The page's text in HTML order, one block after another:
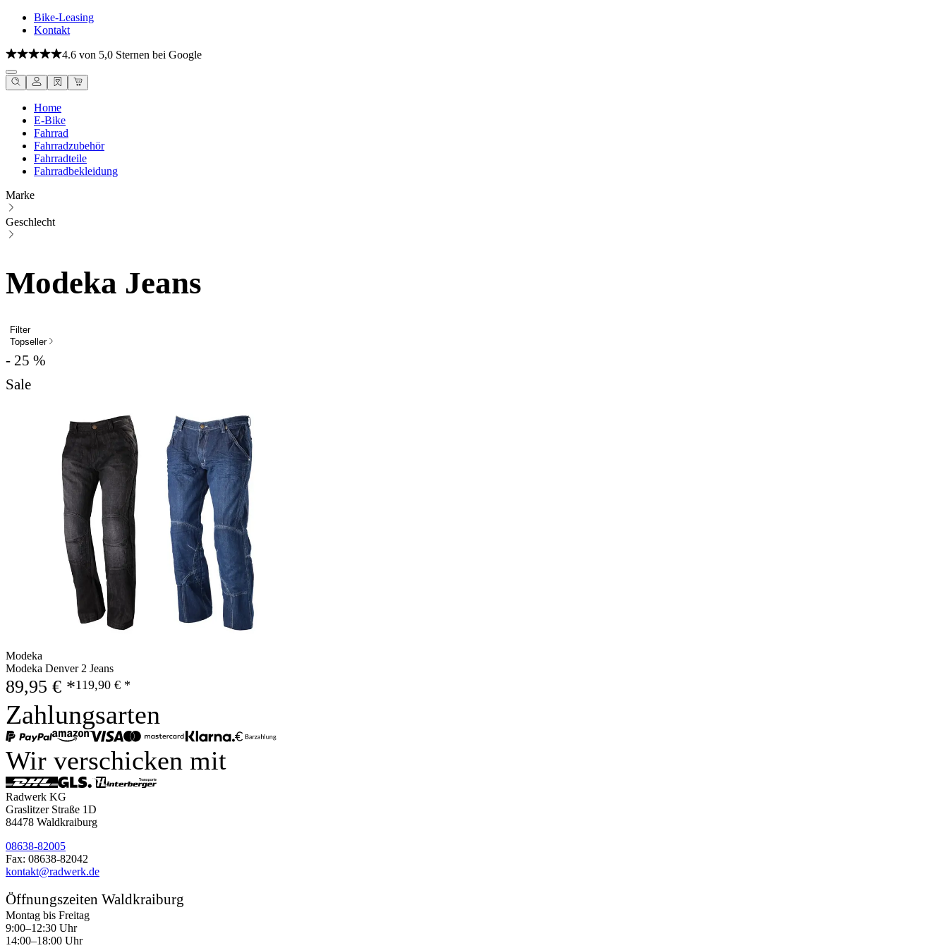
Bike-Leasing
Kontakt
4.6 von 5,0 Sternen bei Google
Home
E-Bike
Fahrrad
Fahrradzubehör
Fahrradteile
Fahrradbekleidung
Marke
Geschlecht
Modeka Jeans
Filter
Topseller
- 25 %
Sale
Modeka
Modeka Denver 2 Jeans
89,95 € *119,90 € *
Zahlungsarten
Wir verschicken mit
Radwerk KG
Graslitzer Straße 1D
84478 Waldkraiburg
08638-82005
Fax: 08638-82042
kontakt@radwerk.de
Öffnungszeiten Waldkraiburg
Montag bis Freitag
9:00–12:30 Uhr
14:00–18:00 Uhr